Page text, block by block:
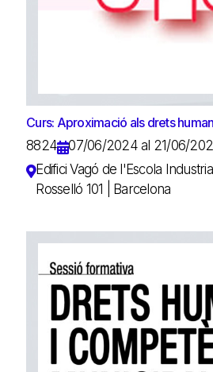
Curs: Aproximació als drets
8824
07/06/2024 al 21/06/
Edifici Vagó de l'Escola
Rosselló 101 | Barcelona